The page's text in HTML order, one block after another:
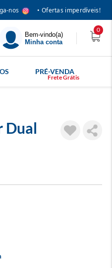
nos • Ofertas imperdíveis!
Bem-vindo(a)
Minha conta
0
PRÉ-VENDA
Dual